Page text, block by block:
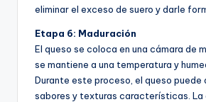
eliminar el exceso de suero y darle
Etapa 6: Maduración
El queso se coloca en una cámara de
se mantiene a una temperatura y
Durante este proceso, el queso puede
sabores y texturas características. La